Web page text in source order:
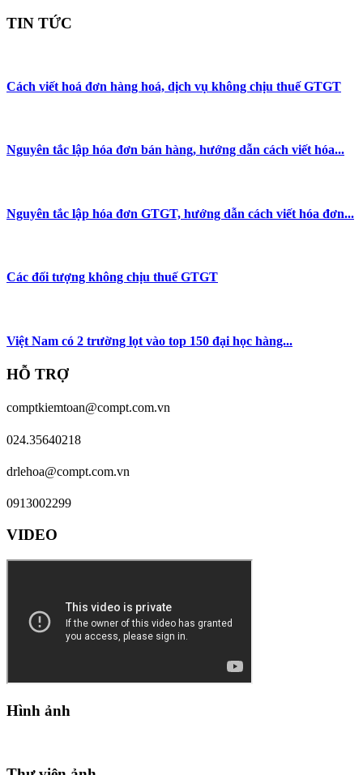
TIN TỨC
Cách viết hoá đơn hàng hoá, dịch vụ không chịu thuế GTGT
Nguyên tắc lập hóa đơn bán hàng, hướng dẫn cách viết hóa...
Nguyên tắc lập hóa đơn GTGT, hướng dẫn cách viết hóa đơn...
Các đối tượng không chịu thuế GTGT
Việt Nam có 2 trường lọt vào top 150 đại học hàng...
HỖ TRỢ
comptkiemtoan@compt.com.vn
024.35640218
drlehoa@compt.com.vn
0913002299
VIDEO
Hình ảnh